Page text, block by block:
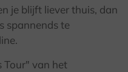
je blijft liever thuis, dan
spannends te
Tour" van het